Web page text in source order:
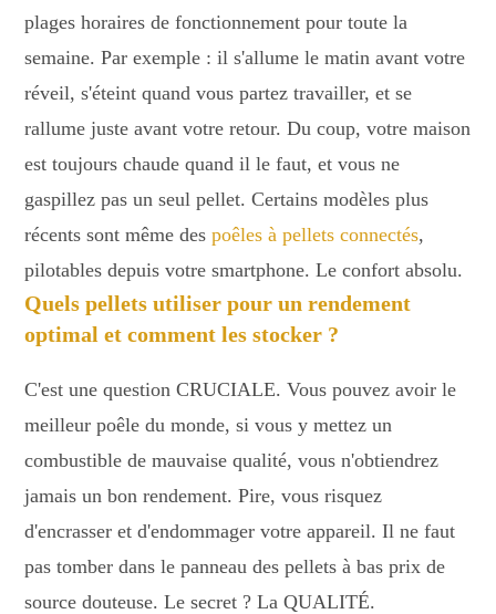
plages horaires de fonctionnement pour toute la
semaine. Par exemple : il s'allume le matin avant votre
réveil, s'éteint quand vous partez travailler, et se
rallume juste avant votre retour. Du coup, votre maison
est toujours chaude quand il le faut, et vous ne
gaspillez pas un seul pellet. Certains modèles plus
récents sont même despoêles à pellets connectés,
pilotables depuis votre smartphone. Le confort absolu.
Quels pellets utiliser pour un rendement
optimal et comment les stocker ?
C'est une question CRUCIALE. Vous pouvez avoir le
meilleur poêle du monde, si vous y mettez un
combustible de mauvaise qualité, vous n'obtiendrez
jamais un bon rendement. Pire, vous risquez
d'encrasser et d'endommager votre appareil. Il ne faut
pas tomber dans le panneau des pellets à bas prix de
source douteuse. Le secret ? La QUALITÉ.